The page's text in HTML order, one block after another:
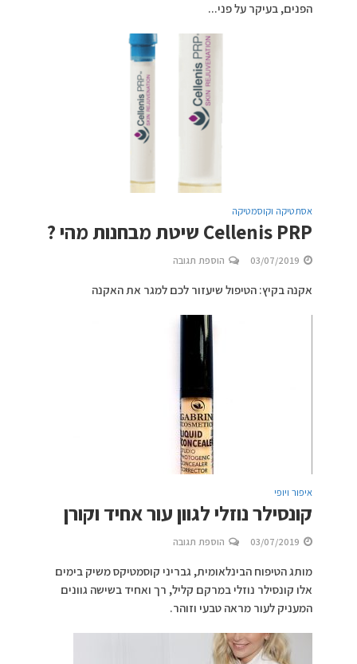
הפנים, בעיקר על פני...
אסתטיקה וקוסמטיקה
Cellenis PRP שיטת מבחנות מהי ?
03/07/2019 הוספת תגובה
אקנה בקיץ: הטיפול שיעזור לכם למגר את האקנה
איפור ויופי
קונסילר נוזלי לגוון עור אחיד וקורן
03/07/2019 הוספת תגובה
מותג הטיפוח הבינלאומית, גבריני קוסמטיקס משיק בימים
אלו קונסילר נוזלי במרקם קליל, רך ואחיד בשישה גוונים
המעניק לעור מראה טבעי וזוהר.